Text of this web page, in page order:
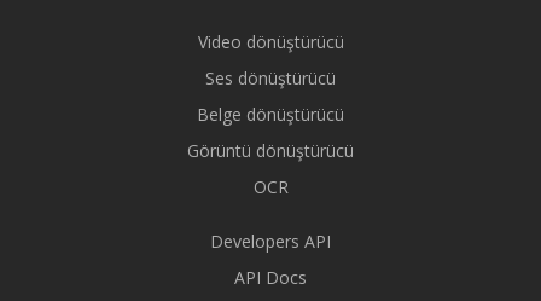
Video dönüştürücü
Ses dönüştürücü
Belge dönüştürücü
Görüntü dönüştürücü
OCR
Developers API
API Docs